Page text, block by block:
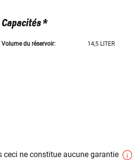
Capacités *
Volume du réservoir: 14,5 LITER
ne constitue aucune garantie